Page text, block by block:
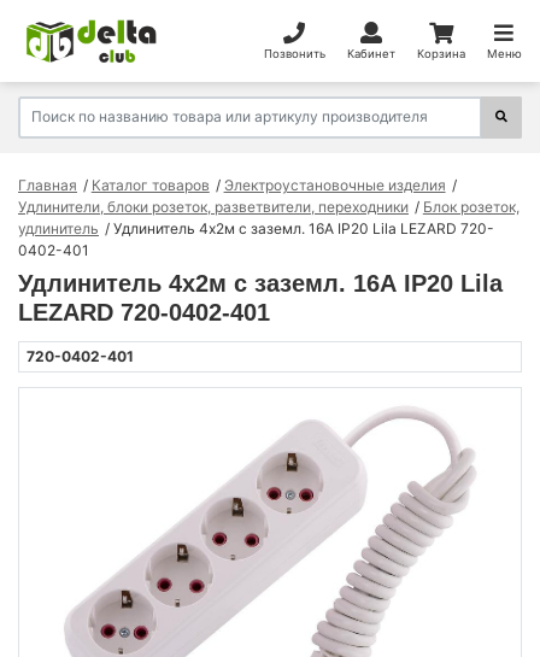
Позвонить Кабинет Корзина Меню
Главная Каталог товаров
Электроустановочные изделия
Удлинители, блоки розеток, разветвители, переходники
Блок розеток,
удлинитель
Удлинитель 4х2м с заземл. 16А IP20 Lila LEZARD 720-
0402-401
Удлинитель 4х2м с заземл. 16А IP20 Lila
LEZARD 720-0402-401
720-0402-401